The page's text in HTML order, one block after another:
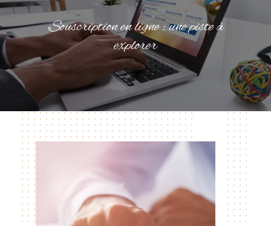
Souscription en ligne : une piste à
explorer